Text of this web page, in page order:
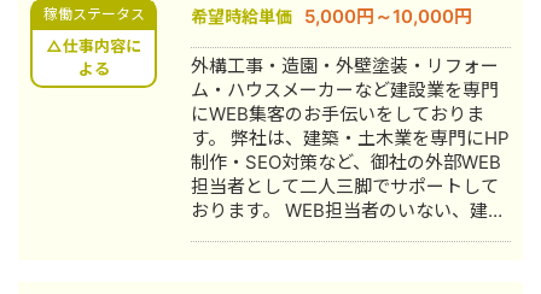
ー分野などもございますので、お気軽
にご相談ください。
稼働ステータス
△仕事内容に
よる
希望時給単価 5,000円～10,000円
外構工事・造園・外壁塗装・リフォー
ム・ハウスメーカーなど建設業を専門
にWEB集客のお手伝いをしておりま
す。 弊社は、建築・土木業を専門にHP
制作・SEO対策など、御社の外部WEB
担当者として二人三脚でサポートして
おります。 WEB担当者のいない、建設